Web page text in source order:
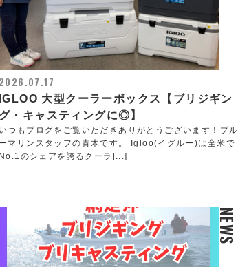
2026.07.17
IGLOO 大型クーラーボックス【ブリジギン
グ・キャスティングに◎】
いつもブログをご覧いただきありがとうございます！ブル
ーマリンスタッフの青木です。 Igloo(イグルー)は全米で
No.1のシェアを誇るクーラ[...]
NEWS